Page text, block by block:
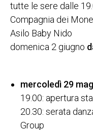
tutte le sere dalle
Compagnia dei
Asilo Baby Nido
domenica 2 giugno
mercoledì 29
19.00: apertura
20.30: serata
Group